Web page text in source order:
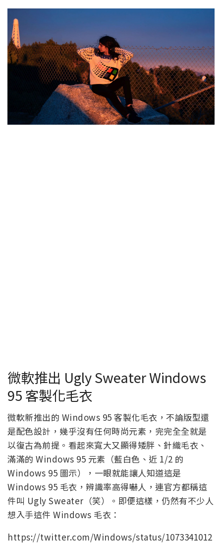
微軟推出 Ugly Sweater Windows
95 客製化毛衣
微軟新推出的 Windows 95 客製化毛衣，不論版型還
是配色設計，幾乎沒有任何時尚元素，完完全全就是
以復古為前提。看起來寬大又顯得矮胖、針織毛衣、
滿滿的 Windows 95 元素（藍白色、近 1/2 的
Windows 95 圖示），一眼就能讓人知道這是
Windows 95 毛衣，辨識率高得嚇人，連官方都稱這
件叫 Ugly Sweater（笑）。即便這樣，仍然有不少人
想入手這件 Windows 毛衣：
https://twitter.com/Windows/status/1073341012